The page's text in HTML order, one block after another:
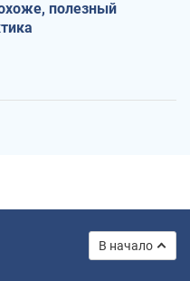
полезный
В начало